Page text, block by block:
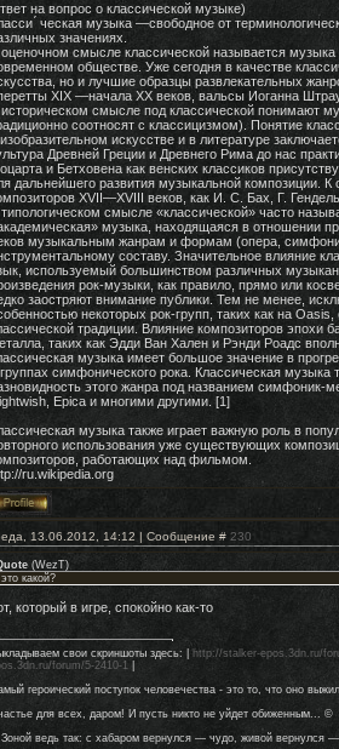
на вопрос о классической музыке)
ческая музыка —свободное от
значениях.
смысле классической называется
обществе. Уже сегодня в качестве
но и лучшие образцы развлекательных
XIX —начала XX веков, вальсы Иоганна
смысле под классической понимают
соотносят с классицизмом). Понятие
искусстве и в литературе
Древней Греции и Древнего Рима до нас
и Бетховена как венских классиков
дальнейшего развития музыкальной композиции.
XVII—XVIII веков, как И. С. Бах, Г.
смысле «классической» часто
музыка, находящаяся в отношении
музыкальным жанрам и формам (опера,
составу. Значительное влияние
используемый большинством различных
рок-музыки, как правило, прямо или
заостряют внимание публики. Тем не менее,
некоторых рок-групп, таких как на
традиции. Влияние композиторов эпохи
таких как Эдди Ван Хален и Рэнди Роадс
музыка имеет большое значение в
симфонического рока. Классическая
этого жанра под названием симфоник-
Epica и многими другими. [1]
музыка также играет важную роль в
использования уже существующих
работающих над фильмом.
ru.wikipedia.org
13.06.2012, 14:12 | Сообщение # 230
(WezT)
какой?
который в игре, спокойно как-то
свои скриншоты здесь: | http://stalker-epos.3dn.ru/
forum/5-2410-1
героический поступок человечества - это то, что оно
для всех, даром! И пусть никто не уйдет обиженным... ©
ведь так: с хабаром вернулся — чудо, живой